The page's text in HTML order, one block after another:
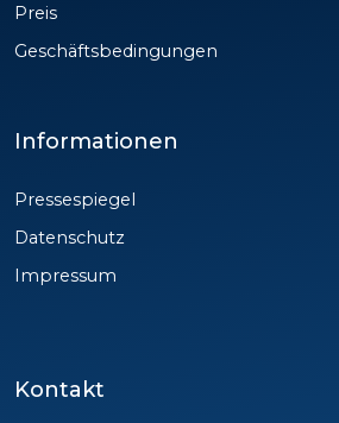
Preis
Geschäftsbedingungen
Informationen
Pressespiegel
Datenschutz
Impressum
Kontakt